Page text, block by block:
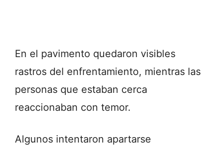
En el pavimento quedaron visibles
rastros del enfrentamiento, mientras las
personas que estaban cerca
reaccionaban con temor.
Algunos intentaron apartarse